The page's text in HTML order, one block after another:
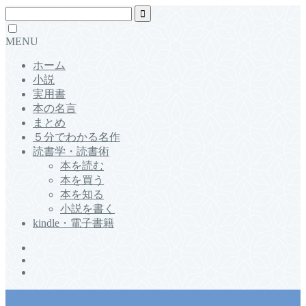
MENU
ホーム
小説
実用書
本の名言
まとめ
５分でわかる名作
読書学・読書術
本を読む
本を買う
本を知る
小説を書く
kindle・電子書籍